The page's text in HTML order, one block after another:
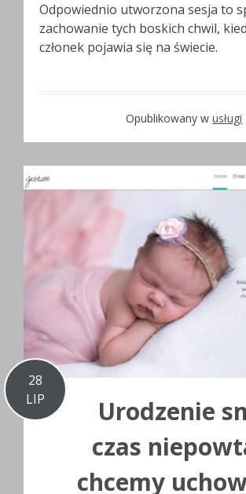
Odpowiednio utworzona sesja to
zachowanie tych boskich chwil,
członek pojawia się na świecie.
Opublikowany w usługi
28
LIP
Urodzenie
czas
chcemy